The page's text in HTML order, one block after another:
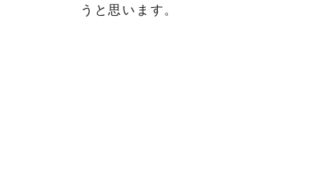
うと思います。